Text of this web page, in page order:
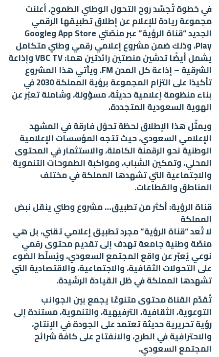
في خطوة تُجسّد روح التحول الوطني الطموح، أعلنت
مجموعة ريادة للإعلام عن إطلاق تطبيقها الرقمي
الجديد “قناة الرؤية” عبر منصّتي App Store وGoogle
Play، وذلك ضمن مشروع إعلامي رقمي وطني متكامل
يشمل أيضًا تدشين منصتين رائدتين هما: VBC TV وإذاعة
الشرقية – إذاعة كل المدن FM. ويأتي هذا المشروع
تأكيدًا على التزام المجموعة برؤية المملكة 2030 في
بناء منظومة إعلامية حديثة، مسؤولة، وشاملة تعبّر عن
الهوية السعودية المتجددة.
ويمثّل هذا الإطلاق لحظة تحوّل فارقة في المشهد
الإعلامي السعودي، حيث تتجه المؤسسات الإعلامية
الوطنية نحو الرقمنة الكاملة، والاستثمار في المحتوى
المحلي، وتمكين الشباب، ومواكبة الطموحات التنموية
والاجتماعية التي تشهدها المملكة في مختلف
المناطق والقطاعات.
قناة الرؤية: أكثر من تطبيق… مشروع وطني ينقل نبض
المملكة
لا تُعد “قناة الرؤية” مجرد تطبيق إعلامي تقني، بل هي
منصّة وطنية جامعة تهدف إلى تقديم محتوى رقمي
نوعي يُعبّر عن واقع المجتمع السعودي، ويُسلّط الضوء
على التحولات الثقافية، والاجتماعية، والاقتصادية التي
تشهدها المملكة في ظل القيادة الرشيدة.
تُقدّم القناة محتوى متنوعًا يجمع بين الجوانب
التوعوية، الثقافية، الترفيهية، والتنموية، مستندة إلى
رؤية تحريرية حديثة تعتمد على الجودة في الإنتاج،
والاحترافية في الطرح، والانفتاح على كافة شرائح
المجتمع السعودي.